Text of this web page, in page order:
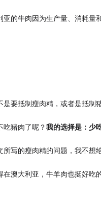
亚的牛肉因为生产量、消耗
要抵制瘦肉精，或者是抵制
吃猪肉了呢？我的选择是：少
写的瘦肉精的问题，我不想
在澳大利亚，牛羊肉也挺好吃